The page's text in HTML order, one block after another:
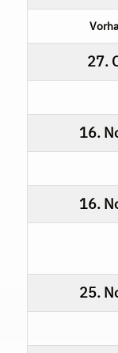
27.
16.
16.
25.